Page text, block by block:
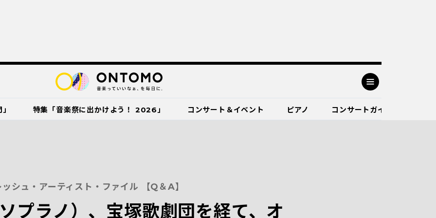
特集「音楽祭に出かけよう！ 2026」 コンサート＆イベント ピアノ コンサートガイド
シュ・アーティスト・ファイル 【Q＆A】
プラノ）、宝塚歌劇団を経て、オ